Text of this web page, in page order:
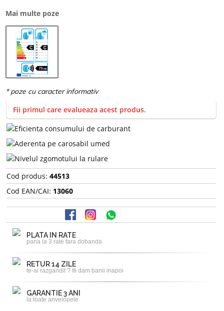
Mai multe poze
Fii primul care evalueaza acest produs.
Cod produs: 44513
Cod EAN/CAI: 13060
PLATA IN RATE
pana la 3 rate fara dobanda
RETUR 14 ZILE
te-ai razgandit ? Iti dam banii inapoi
GARANTIE 3 ANI
la toate anvelopele